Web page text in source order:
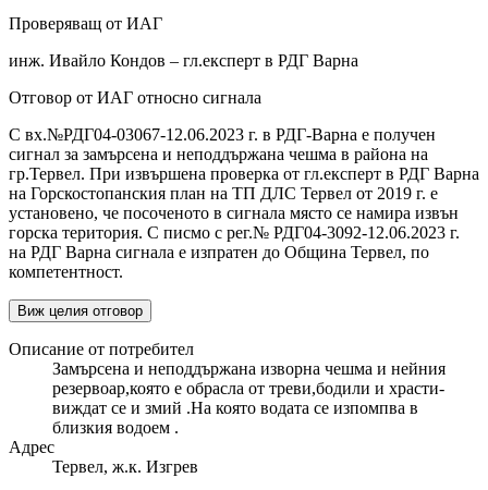
Проверяващ от ИАГ
инж. Ивайло Кондов – гл.експерт в РДГ Варна
Отговор от ИАГ относно сигнала
С вх.№РДГ04-03067-12.06.2023 г. в РДГ-Варна е получен
сигнал за замърсена и неподдържана чешма в района на
гр.Тервел. При извършена проверка от гл.експерт в РДГ Варна
на Горскостопанския план на ТП ДЛС Тервел от 2019 г. е
установено, че посоченото в сигнала място се намира извън
горска територия. С писмо с рег.№ РДГ04-3092-12.06.2023 г.
на РДГ Варна сигнала е изпратен до Община Тервел, по
компетентност.
Виж целия отговор
Описание от потребител
Замърсена и неподдържана изворна чешма и нейния
резервоар,която е обрасла от треви,бодили и храсти-
виждат се и змий .На която водата се изпомпва в
близкия водоем .
Адрес
Тервел, ж.к. Изгрев